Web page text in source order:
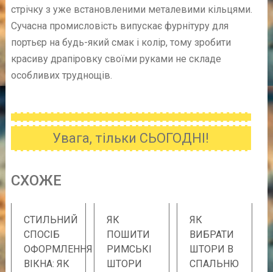
стрічку з уже встановленими металевими кільцями.
Сучасна промисловість випускає фурнітуру для
портьєр на будь-який смак і колір, тому зробити
красиву драпіровку своїми руками не складе
особливих труднощів.
Увага, тільки СЬОГОДНІ!
CХОЖE
СТИЛЬНИЙ
СПОСІБ
ОФОРМЛЕННЯ
ВІКНА: ЯК
ЯК
ПОШИТИ
РИМСЬКІ
ШТОРИ
ЯК
ВИБРАТИ
ШТОРИ В
СПАЛЬНЮ